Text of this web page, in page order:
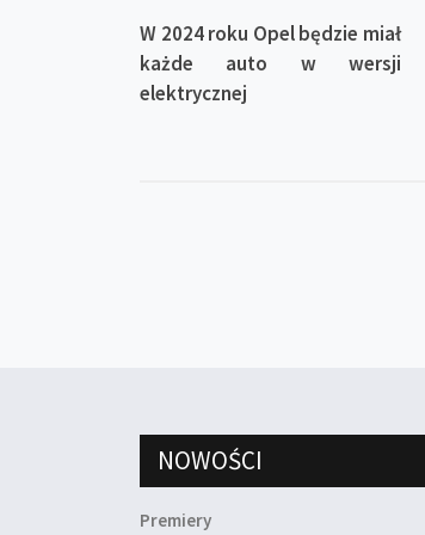
W 2024 roku Opel będzie miał
każde auto w wersji
elektrycznej
NOWOŚCI
Premiery